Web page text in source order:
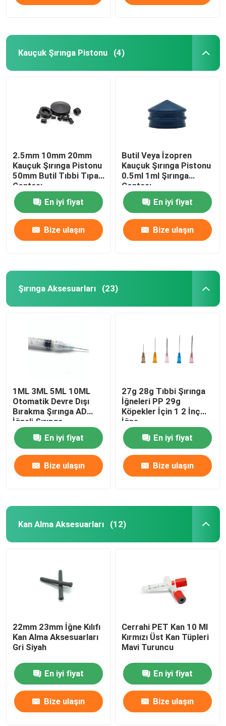
Tıbbi Silikon Tüp
Drenaj Tüpü
Üriner Kateter Aksesuarları
İnfüzyon Tüpü
Kauçuk Şırınga Pistonu (4)
2.5mm 10mm 20mm
Kauçuk Şırınga Pistonu
50mm Butil Tıbbi Tıpa
Contası
En iyi fiyat
Bize ulaşın
Butil Veya İzopren
Kauçuk Şırınga Pistonu
0.5ml 1ml Şırınga
Contası
En iyi fiyat
Bize ulaşın
Şırınga Aksesuarları (23)
1ML 3ML 5ML 10ML
Otomatik Devre Dışı
Bırakma Şırınga AD
İğneli Şırınga
En iyi fiyat
Bize ulaşın
27g 28g Tıbbi Şırınga
İğneleri PP 29g
Köpekler İçin 1 2 İnç
İğne
En iyi fiyat
Bize ulaşın
Kan Alma Aksesuarları (12)
22mm 23mm İğne Kılıfı
Kan Alma Aksesuarları
Gri Siyah
En iyi fiyat
Bize ulaşın
Cerrahi PET Kan 10 Ml
Kırmızı Üst Kan Tüpleri
Mavi Turuncu
En iyi fiyat
Bize ulaşın